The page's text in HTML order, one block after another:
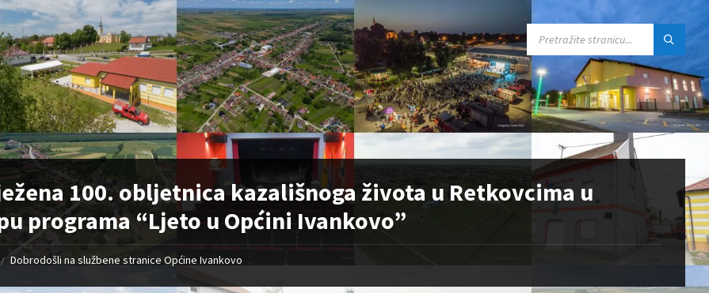
100. obljetnica kazališnoga života u Retkovcima u
programa “Ljeto u Općini Ivankovo”
/ Dobrodošli na službene stranice Općine Ivankovo